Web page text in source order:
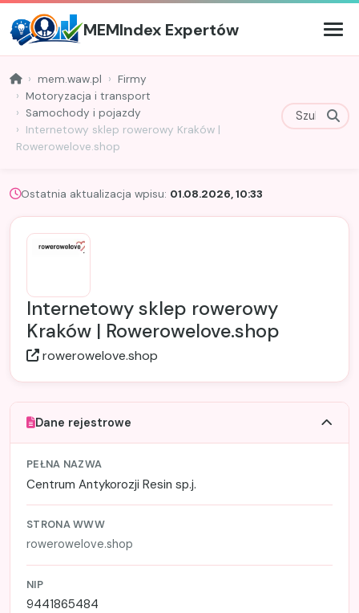
MEMIndex Expertów
mem.waw.pl
Firmy
Motoryzacja i transport
Samochody i pojazdy
Internetowy sklep rowerowy Kraków |
Rowerowelove.shop
Ostatnia aktualizacja wpisu: 01.08.2026, 10:33
Internetowy sklep rowerowy
Kraków | Rowerowelove.shop
rowerowelove.shop
Dane rejestrowe
PEŁNA NAZWA
Centrum Antykorozji Resin sp.j.
STRONA WWW
rowerowelove.shop
NIP
9441865484